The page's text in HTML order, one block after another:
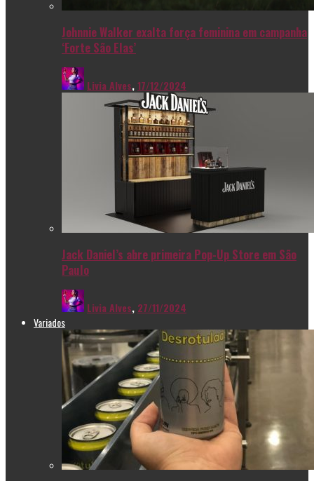
Johnnie Walker exalta força feminina em campanha
‘Forte São Elas’
Livia Alves,17/12/2024
Jack Daniel’s abre primeira Pop-Up Store em São
Paulo
Livia Alves, 27/11/2024
Variados